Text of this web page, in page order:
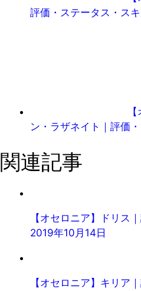
評価・ステータス・ス
ン・ラザネイト｜評価
関連記事
【オセロニア】ドリス
2019年10月14日
【オセロニア】キリア